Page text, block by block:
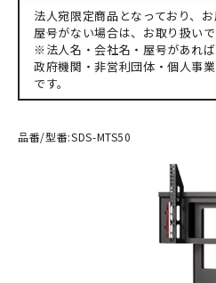
法人宛限定商品となっており、
屋号がない場合は、お取り扱いで
※法人名・会社名・屋号があれ
政府機関・非営利団体・個人事
です。
品番/型番:SDS-MTS50